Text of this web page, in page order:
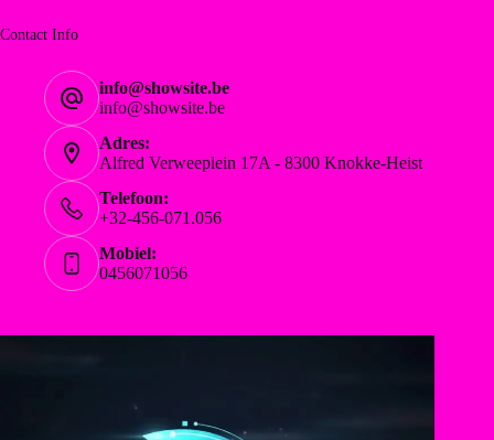
Contact Info
info@showsite.be
info@showsite.be
Adres:
Alfred Verweeplein 17A - 8300 Knokke-Heist
Telefoon:
+32-456-071.056
Mobiel:
0456071056